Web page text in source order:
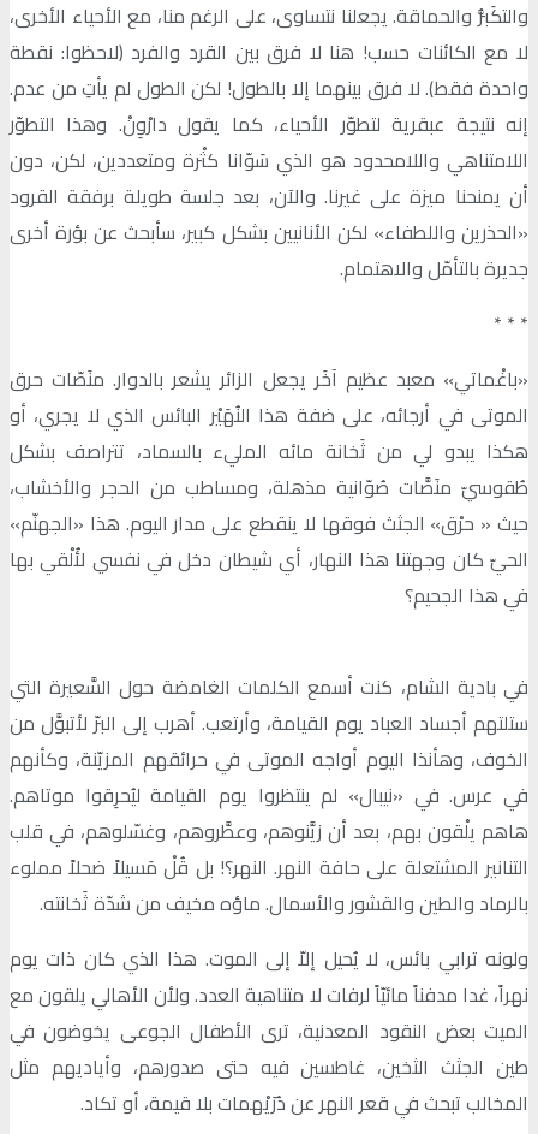
والتكَبُّر والحماقة. يجعلنا نتساوى، على الرغم منا، مع الأحياء الأخرى،
لا مع الكائنات حسب! هنا لا فرق بين القرد والفرد (لاحظوا: نقطة
واحدة فقط). لا فرق بينهما إلا بالطول! لكن الطول لم يأتِ من عدم.
إنه نتيجة عبقرية لتطوّر الأحياء، كما يقول دارْوِنْ. وهذا التطوّر
اللامتناهي واللامحدود هو الذي سَوّانا كثْرة ومتعددين، لكن، دون
أن يمنحنا ميزة على غيرنا. والآن، بعد جلسة طويلة برفقة القرود
«الحذرين واللطفاء» لكن الأنانيين بشكل كبير، سأبحث عن بؤرة أخرى
جديرة بالتأمّل والاهتمام.
٭ ٭ ٭
«باغْماتي» معبد عظيم آخَر يجعل الزائر يشعر بالدوار. منَصّات حرق
الموتى في أرجائه، على ضفة هذا النُهَيْر البائس الذي لا يجري، أو
هكذا يبدو لي من ثَخانة مائه المليء بالسماد، تتراصف بشكل
طُقوسيّ منَصَّات صُوّانية مذهلة، ومساطب من الحجر والأخشاب،
حيث « حرْق» الجثث فوقها لا ينقطع على مدار اليوم. هذا «الجهنّم»
الحيّ كان وجهتنا هذا النهار، أي شيطان دخل في نفسي لأُلْقي بها
في هذا الجحيم؟
في بادية الشام، كنت أسمع الكلمات الغامضة حول السَّعيرة التي
ستلتهم أجساد العباد يوم القيامة، وأرتعب. أهرب إلى البرّ لأتبوَّل من
الخوف، وهأنذا اليوم أواجه الموتى في حرائقهم المزيّنة، وكأنهم
في عرس. في «نيبال» لم ينتظروا يوم القيامة ليُحرِقوا موتاهم.
هاهم يلْقون بهم، بعد أن زيَّنوهم، وعطَّروهم، وغسّلوهم، في قلب
التنانير المشتعلة على حافة النهر. النهر؟! بل قُلْ مَسيلاً ضحلاً مملوء
بالرماد والطين والقشور والأسمال. ماؤه مخيف من شدّة ثَخانته.
ولونه ترابي بائس، لا يُحيل إلاّ إلى الموت. هذا الذي كان ذات يوم
نهراً، غدا مدفناً مائيّاً لرفات لا متناهية العدد. ولأن الأهالي يلقون مع
الميت بعض النقود المعدنية، ترى الأطفال الجوعى يخوضون في
طين الجثث الثخين، غاطسين فيه حتى صدورهم، وأياديهم مثل
المخالب تبحث في قعر النهر عن دُرَيْهمات بلا قيمة، أو تكاد.